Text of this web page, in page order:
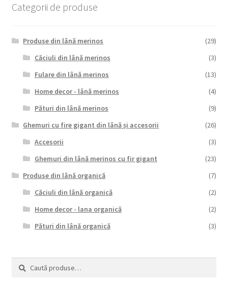
Categorii de produse
Produse din lână merinos
(29)
Căciuli din lână merinos
(3)
Fulare din lână merinos
(13)
Home decor - lână merinos
(4)
Pături din lână merinos
(9)
Ghemuri cu fire gigant din lână și accesorii
(26)
Accesorii
(3)
Ghemuri din lână merinos cu fir gigant
(23)
Produse din lână organică
(7)
Căciuli din lână organică
(2)
Home decor - lana organică
(2)
Pături din lână organică
(3)
Caută
după:
Caută